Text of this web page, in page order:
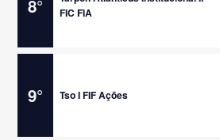
8°
FIC FIA
9° Tso I FIF Ações